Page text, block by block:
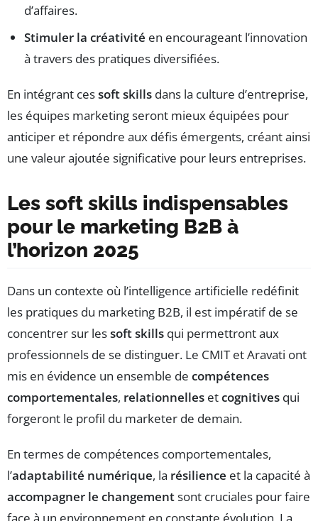
d’affaires.
Stimuler la créativité en encourageant l’innovation
à travers des pratiques diversifiées.
En intégrant cessoft skills dans la culture d’entreprise,
les équipes marketing seront mieux équipées pour
anticiper et répondre aux défis émergents, créant ainsi
une valeur ajoutée significative pour leurs entreprises.
Les soft skills indispensables
pour le marketing B2B à
l’horizon 2025
Dans un contexte où l’intelligence artificielle redéfinit
les pratiques du marketing B2B, il est impératif de se
concentrer sur lessoft skills qui permettront aux
professionnels de se distinguer. Le CMIT et Aravati ont
mis en évidence un ensemble de compétences
comportementales, relationnelles etcognitives qui
forgeront le profil du marketer de demain.
En termes de compétences comportementales,
l’adaptabilité numérique, la résilience et la capacité à
accompagner le changementsont cruciales pour faire
face à un environnement en constante évolution. La